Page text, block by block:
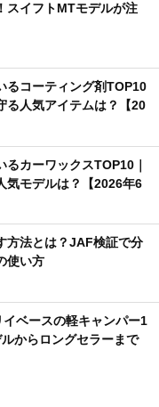
スイフトMTモデルが注
るコーティング剤TOP10
る人気アイテムは？【20
るカーワックスTOP10｜
気モデルは？【2026年6
方法とは？JAF検証で分
使い方
イベースの軽キャンパー1
からロングセラーまで